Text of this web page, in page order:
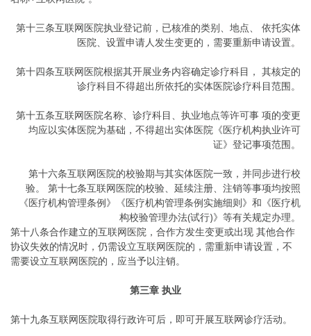
第十三条互联网医院执业登记前，已核准的类别、地点、 依托实体
医院、设置申请人发生变更的，需要重新申请设置。
第十四条互联网医院根据其开展业务内容确定诊疗科目， 其核定的
诊疗科目不得超出所依托的实体医院诊疗科目范围。
第十五条互联网医院名称、诊疗科目、执业地点等许可事 项的变更
均应以实体医院为基础，不得超出实体医院《医疗机构执业许可
证》登记事项范围。
第十六条互联网医院的校验期与其实体医院一致，并同步进行校
验。 第十七条互联网医院的校验、延续注册、注销等事项均按照
《医疗机构管理条例》《医疗机构管理条例实施细则》和《医疗机
构校验管理办法(试行)》等有关规定办理。
第十八条合作建立的互联网医院，合作方发生变更或出现 其他合作
协议失效的情况时，仍需设立互联网医院的，需重新申请设置，不
需要设立互联网医院的，应当予以注销。
第三章 执业
第十九条互联网医院取得行政许可后，即可开展互联网诊疗活动。